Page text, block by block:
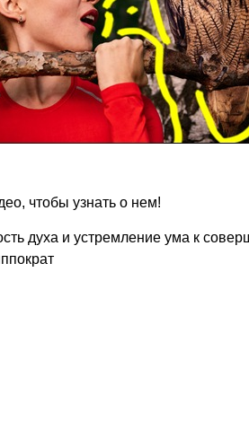
чтобы узнать о нем!
духа и устремление ума к